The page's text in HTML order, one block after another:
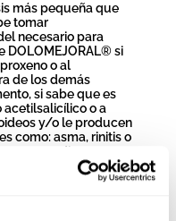
más pequeña que
tomar
necesario para
DOLOMEJORAL® si
o al
de los demás
si sabe que es
acetilsalicílico o a
y/o le producen
como: asma, rinitis o
otros medicamentos
esteroideos), si
en más de una